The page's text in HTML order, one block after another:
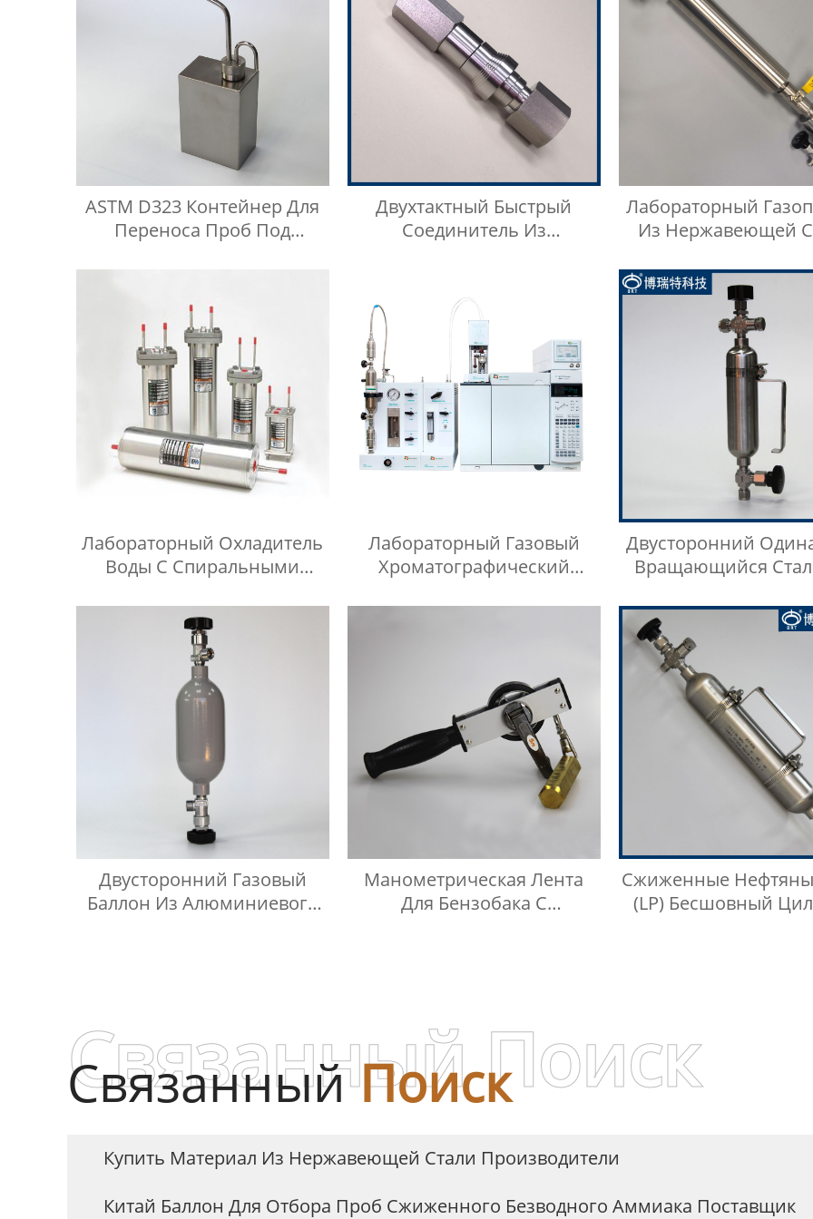
ASTM D323 Контейнер Для
Переноса Проб Под
Двухтактный Быстрый
Соединитель Из
Лабораторный
Из Нержавеющей
Лабораторный Охладитель
Воды С Спиральными
Лабораторный Газовый
Хроматографический
Контейнер Для Газа И
Двусторонний
Вращающийся
Двусторонний Газовый
Баллон Из Алюминиевого
Манометрическая Лента
Для Бензобака С
Сжиженные
(LP) Бесшовный
СвязанныйПоиск
Связанный Поиск
Купить Материал Из Нержавеющей Стали Производители
Китай Баллон Для Отбора Проб Сжиженного Безводного Аммиака Поставщик